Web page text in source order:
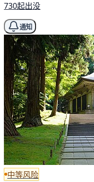
730起出没
通知
中等风险